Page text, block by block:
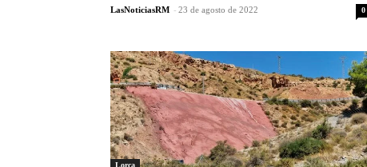
LasNoticiasRM - 23 de agosto de 2022 0
Lorca